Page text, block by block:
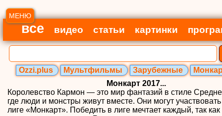
МЕНЮ
все видео статьи картинки
Ozzi.plus Мультфильмы Зарубежные
Монкарт 2017...
Королевство Кармон — это мир фантазий в стиле
где люди и монстры живут вместе. Они могут
лиге «Монкарт». Победить в лиге мечтает каждый, так